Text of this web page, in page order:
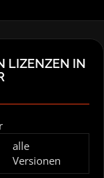
LIZENZEN IN
alle
Versionen